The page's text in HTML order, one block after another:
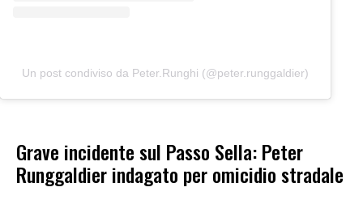
Un post condiviso da Peter.Runghi (@peter.runggaldier)
Grave incidente sul Passo Sella: Peter
Runggaldier indagato per omicidio stradale